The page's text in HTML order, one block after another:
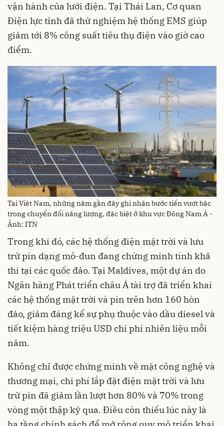
vận hành của lưới điện. Tại Thái Lan, Cơ quan
Điện lực tỉnh đã thử nghiệm hệ thống EMS giúp
giảm tới 8% công suất tiêu thụ điện vào giờ cao
điểm.
Tại Việt Nam, những năm gần đây ghi nhận bước tiến vượt bậc
trong chuyển đổi năng lượng, đặc biệt ở khu vực Đông Nam Á -
Ảnh: ITN
Trong khi đó, các hệ thống điện mặt trời và lưu
trữ pin dạng mô-đun đang chứng minh tính khả
thi tại các quốc đảo. Tại Maldives, một dự án do
Ngân hàng Phát triển châu Á tài trợ đã triển khai
các hệ thống mặt trời và pin trên hơn 160 hòn
đảo, giảm đáng kể sự phụ thuộc vào dầu diesel và
tiết kiệm hàng triệu USD chi phí nhiên liệu mỗi
năm.
Không chỉ được chứng minh về mặt công nghệ và
thương mại, chi phí lắp đặt điện mặt trời và lưu
trữ pin đã giảm lần lượt hơn 80% và 70% trong
vòng một thập kỷ qua. Điều còn thiếu lúc này là